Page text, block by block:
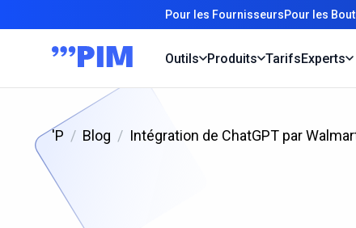
Pour les FournisseursPour les
Outils Produits TarifsExperts
'P Blog Intégration de ChatGPT par